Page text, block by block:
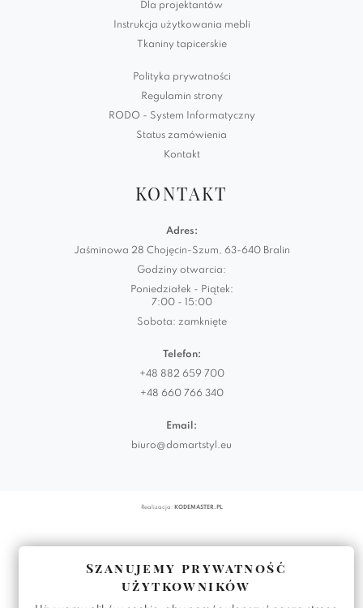
Dla projektantów
Instrukcja użytkowania mebli
Tkaniny tapicerskie
Polityka prywatności
Regulamin strony
RODO - System Informatyczny
Status zamówienia
Kontakt
KONTAKT
Adres:
Jaśminowa 28 Chojęcin-Szum, 63-640 Bralin
Godziny otwarcia:
Poniedziałek - Piątek:
7:00 - 15:00
Sobota: zamknięte
Telefon:
+48 882 659 700
+48 660 766 340
Email:
biuro@domartstyl.eu
Realizacja: KODEMASTER.PL
Szanujemy prywatność
użytkowników